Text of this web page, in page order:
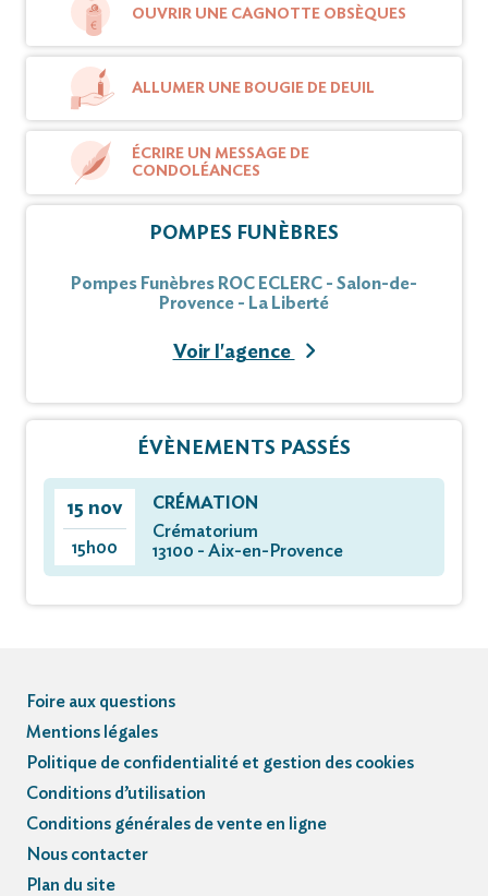
OUVRIR UNE CAGNOTTE OBSÈQUES
ALLUMER UNE BOUGIE DE DEUIL
ÉCRIRE UN MESSAGE DE
CONDOLÉANCES
POMPES FUNÈBRES
Pompes Funèbres ROC ECLERC - Salon-de-
Provence - La Liberté
Voir l'agence
ÉVÈNEMENTS PASSÉS
15 nov
15h00
CRÉMATION
Crématorium
13100 - Aix-en-Provence
Foire aux questions
Mentions légales
Politique de confidentialité et gestion des cookies
Conditions d’utilisation
Conditions générales de vente en ligne
Nous contacter
Plan du site